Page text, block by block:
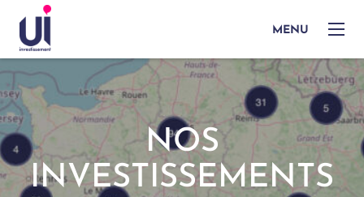
MENU
NOS
INVESTISSEMENTS